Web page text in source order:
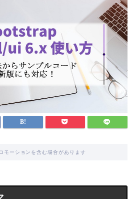
モーションを含む場合があります